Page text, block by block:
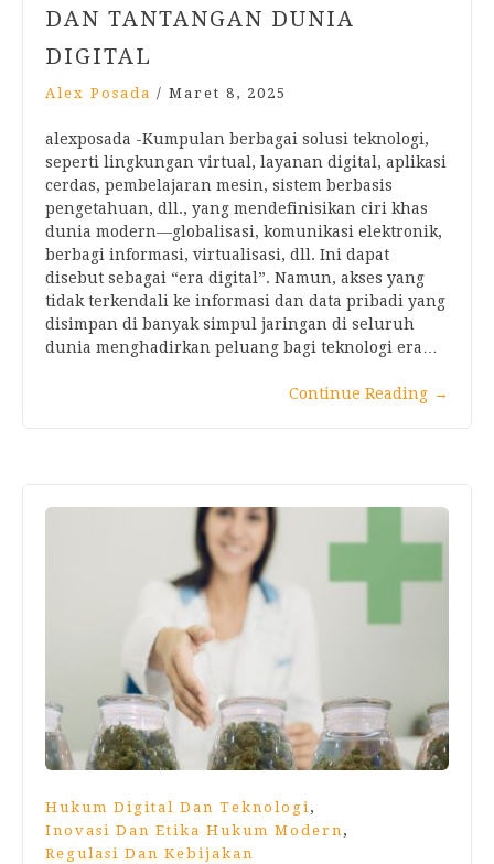
DAN TANTANGAN DUNIA
DIGITAL
Alex Posada / Maret 8, 2025
alexposada -Kumpulan berbagai solusi teknologi,
seperti lingkungan virtual, layanan digital, aplikasi
cerdas, pembelajaran mesin, sistem berbasis
pengetahuan, dll., yang mendefinisikan ciri khas
dunia modern—globalisasi, komunikasi elektronik,
berbagi informasi, virtualisasi, dll. Ini dapat
disebut sebagai “era digital”. Namun, akses yang
tidak terkendali ke informasi dan data pribadi yang
disimpan di banyak simpul jaringan di seluruh
dunia menghadirkan peluang bagi teknologi era…
Continue Reading →
Hukum Digital Dan Teknologi ,
Inovasi Dan Etika Hukum Modern ,
Regulasi Dan Kebijakan